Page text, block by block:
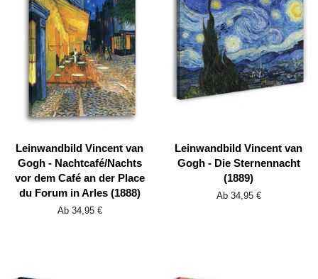
Leinwandbild Vincent van
Gogh - Nachtcafé/Nachts
vor dem Café an der Place
du Forum in Arles (1888)
Ab 34,95 €
Leinwandbild Vincent van
Gogh - Die Sternennacht
(1889)
Ab 34,95 €